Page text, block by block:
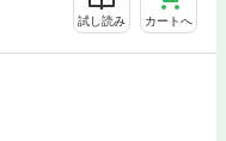
試し読み カートへ